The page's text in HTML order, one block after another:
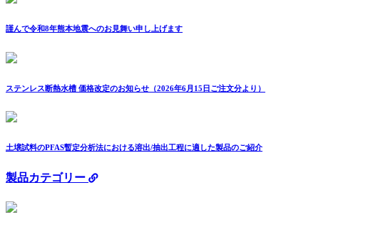
謹んで令和8年熊本地震へのお見舞い申し上げます
ステンレス断熱水槽 価格改定のお知らせ（2026年6月15日ご注文分より）
土壌試料のPFAS暫定分析法における溶出/抽出工程に適した製品のご紹介
製品カテゴリー